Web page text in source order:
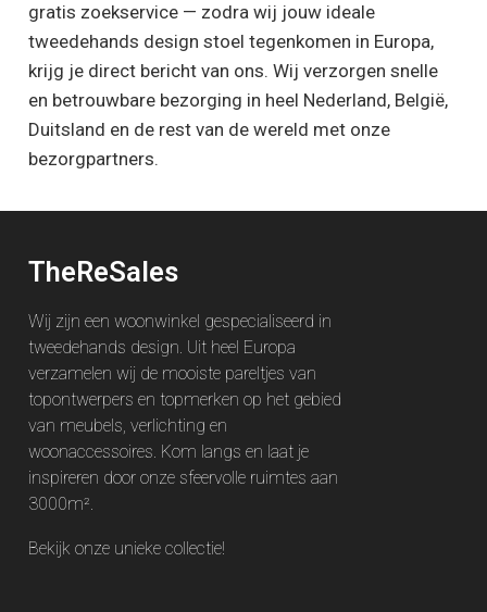
gratis zoekservice — zodra wij jouw ideale
tweedehands design stoel tegenkomen in Europa,
krijg je direct bericht van ons. Wij verzorgen snelle
en betrouwbare bezorging in heel Nederland, België,
Duitsland en de rest van de wereld met onze
bezorgpartners.
TheReSales
Wij zijn een woonwinkel gespecialiseerd in
tweedehands design. Uit heel Europa
verzamelen wij de mooiste pareltjes van
topontwerpers en topmerken op het gebied
van meubels, verlichting en
woonaccessoires. Kom langs en laat je
inspireren door onze sfeervolle ruimtes aan
3000m².
Bekijk onze unieke collectie!